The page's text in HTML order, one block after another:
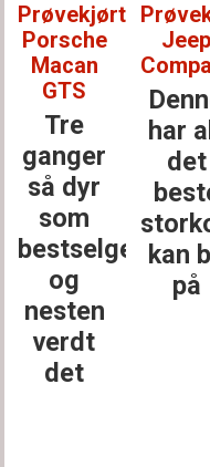
Prøvekjørt:
Porsche
Macan
GTS
Tre
ganger
så dyr
som
bestselgerne
og
nesten
verdt
det
Jeep
har
det
kan
på